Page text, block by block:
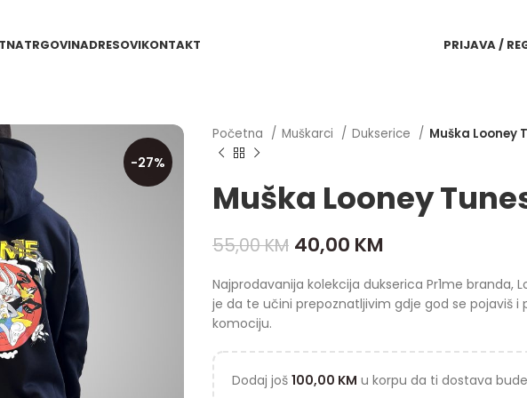
TRGOVINADRESOVIKONTAKT PRIJAVA /
-27%
Početna Muškarci Dukserice Muška Looney
Muška Looney
55,00KM 40,00 KM
Najprodavanija kolekcija dukserica Pr1me branda,
je da te učini prepoznatljivim gdje god se pojaviš i
komociju.
Dodaj još 100,00 KM u korpu da ti dostava